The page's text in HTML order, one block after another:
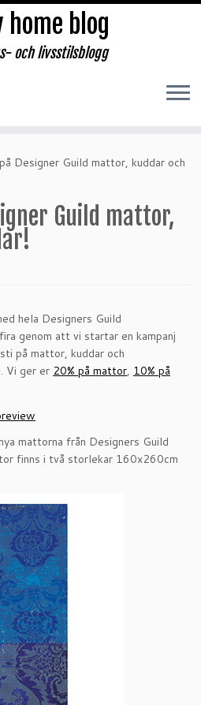
blog
och livsstilsblogg
Designer Guild mattor, kuddar och
Guild mattor,
hela Designers Guild
genom att vi startar en kampanj
på mattor, kuddar och
Vi ger er 20% på mattor, 10% på
mattorna från Designers Guild
finns i två storlekar 160x260cm